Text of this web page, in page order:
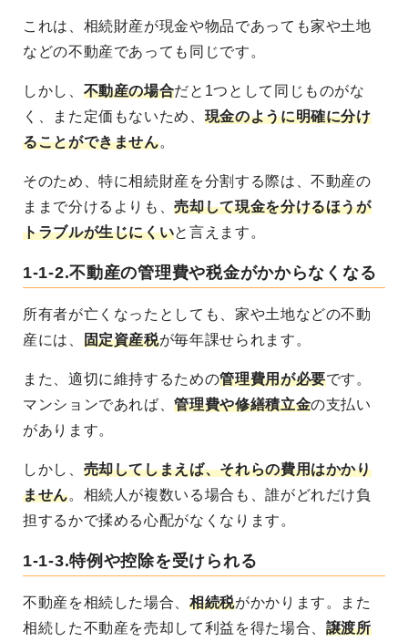
これは、相続財産が現金や物品であっても家や土地
などの不動産であっても同じです。
しかし、 不動産の場合だと1つとして同じものがな
く、また定価もないため、 現金のように明確に分け
ることができません。
そのため、特に相続財産を分割する際は、不動産の
ままで分けるよりも、売却して現金を分けるほうが
トラブルが生じにくいと言えます。
1-1-2.不動産の管理費や税金がかからなくなる
所有者が亡くなったとしても、 家や土地などの不動
産には、 固定資産税が毎年課せられます 。
また、適切に維持するための管理費用が必要です。
マンションであれば、管理費や修繕積立金の支払い
があります。
しかし、 売却してしまえば、それらの費用はかかり
ません。相続人が複数いる場合も、誰がどれだけ負
担するかで揉める心配がなくなります。
1-1-3.特例や控除を受けられる
不動産を相続した場合、相続税がかかります。また
相続した不動産を売却して利益を得た場合、 譲渡所